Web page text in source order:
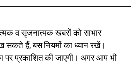
व सृजनात्मक खबरों को साभार
हैं, बस नियमों का ध्यान रखें।
प्रकाशित की जाएगी। अगर आप भी